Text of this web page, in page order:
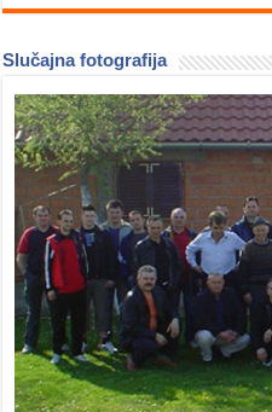
Slučajna fotografija